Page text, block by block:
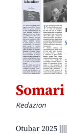
Redazion
Otubar 2025